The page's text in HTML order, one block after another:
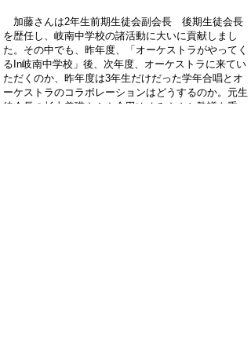
加藤さんは2年生前期生徒会副会長 後期生徒会長
を歴任し、岐南中学校の諸活動に大いに貢献しまし
た。その中でも、昨年度、「オーケストラがやってく
る In岐南中学校」後、次年度、オーケストラに来てい
ただくのか、昨年度は3年生だけだった学年合唱とオ
ーケストラのコラボレーションはどうするのか。元生
徒会長の杉山美瑛さんや金田ゆめみさんと熟議を重